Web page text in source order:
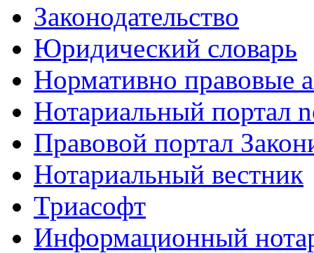
Законодательство
Юридический словарь
Нормативно правовые
Нотариальный портал
Правовой портал
Нотариальный вестник
Триасофт
Информационный